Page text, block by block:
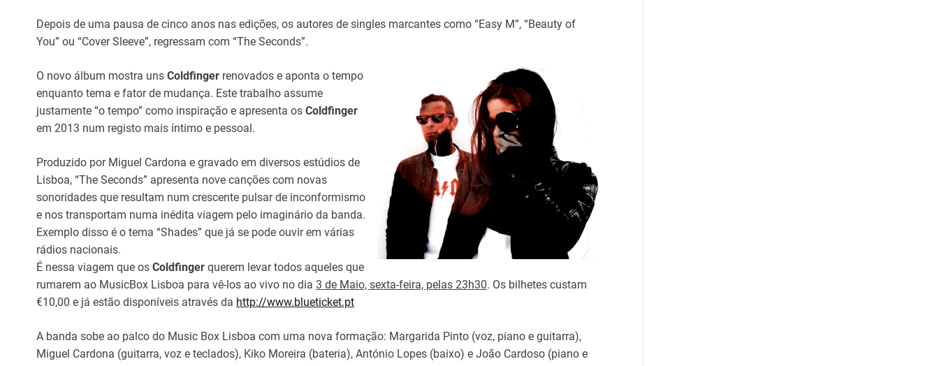
Depois de uma pausa de cinco anos nas edições, os autores de singles marcantes como “Easy M”, “Beauty of
You” ou “Cover Sleeve”, regressam com “The Seconds”.
O novo álbum mostra uns Coldfinger renovados e aponta o tempo
enquanto tema e fator de mudança. Este trabalho assume
justamente “o tempo” como inspiração e apresenta os Coldfinger
em 2013 num registo mais íntimo e pessoal.
Produzido por Miguel Cardona e gravado em diversos estúdios de
Lisboa, “The Seconds” apresenta nove canções com novas
sonoridades que resultam num crescente pulsar de inconformismo
e nos transportam numa inédita viagem pelo imaginário da banda.
Exemplo disso é o tema “Shades” que já se pode ouvir em várias
rádios nacionais.
É nessa viagem que os Coldfinger querem levar todos aqueles que
rumarem ao MusicBox Lisboa para vê-los ao vivo no dia 3 de Maio, sexta-feira, pelas 23h30. Os bilhetes custam
€10,00 e já estão disponíveis através da http://www.blueticket.pt
A banda sobe ao palco do Music Box Lisboa com uma nova formação: Margarida Pinto (voz, piano e guitarra),
Miguel Cardona (guitarra, voz e teclados), Kiko Moreira (bateria), António Lopes (baixo) e João Cardoso (piano e